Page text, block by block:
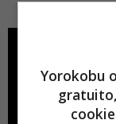
Yorokobu